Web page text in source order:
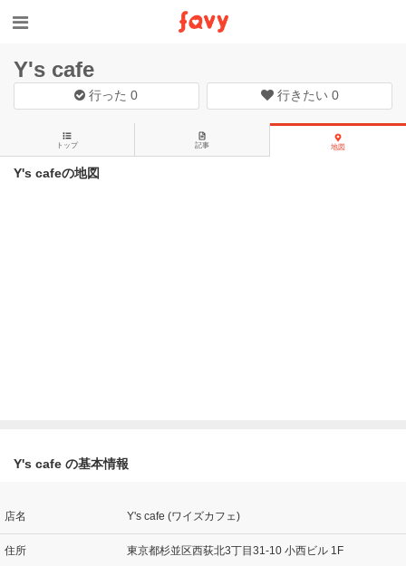
Y's cafe
行った0 行きたい 0
トップ 記事 地図
Y's cafeの地図
Y's cafe の基本情報
店名 Y's cafe (ワイズカフェ)
住所 東京都杉並区西荻北3丁目31-10 小西ビル 1F